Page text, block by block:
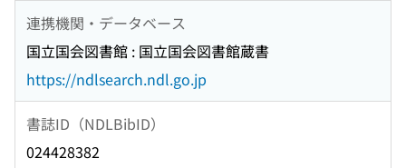
連携機関・データベース
国立国会図書館 : 国立国会図書館蔵書
https://ndlsearch.ndl.go.jp
書誌ID（NDLBibID）
024428382